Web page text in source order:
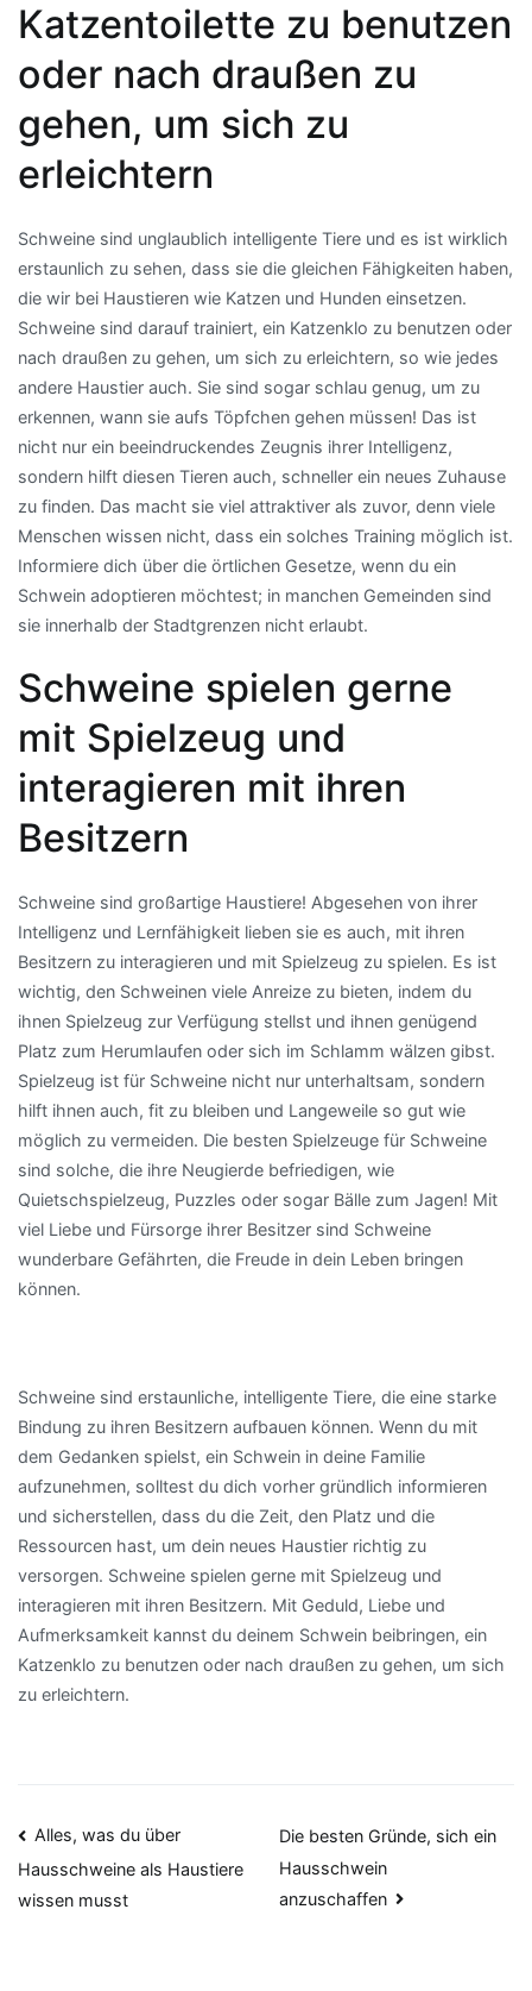
Katzentoilette zu benutzen
oder nach draußen zu
gehen, um sich zu
erleichtern
Schweine sind unglaublich intelligente Tiere und es ist wirklich
erstaunlich zu sehen, dass sie die gleichen Fähigkeiten haben,
die wir bei Haustieren wie Katzen und Hunden einsetzen.
Schweine sind darauf trainiert, ein Katzenklo zu benutzen oder
nach draußen zu gehen, um sich zu erleichtern, so wie jedes
andere Haustier auch. Sie sind sogar schlau genug, um zu
erkennen, wann sie aufs Töpfchen gehen müssen! Das ist
nicht nur ein beeindruckendes Zeugnis ihrer Intelligenz,
sondern hilft diesen Tieren auch, schneller ein neues Zuhause
zu finden. Das macht sie viel attraktiver als zuvor, denn viele
Menschen wissen nicht, dass ein solches Training möglich ist.
Informiere dich über die örtlichen Gesetze, wenn du ein
Schwein adoptieren möchtest; in manchen Gemeinden sind
sie innerhalb der Stadtgrenzen nicht erlaubt.
Schweine spielen gerne
mit Spielzeug und
interagieren mit ihren
Besitzern
Schweine sind großartige Haustiere! Abgesehen von ihrer
Intelligenz und Lernfähigkeit lieben sie es auch, mit ihren
Besitzern zu interagieren und mit Spielzeug zu spielen. Es ist
wichtig, den Schweinen viele Anreize zu bieten, indem du
ihnen Spielzeug zur Verfügung stellst und ihnen genügend
Platz zum Herumlaufen oder sich im Schlamm wälzen gibst.
Spielzeug ist für Schweine nicht nur unterhaltsam, sondern
hilft ihnen auch, fit zu bleiben und Langeweile so gut wie
möglich zu vermeiden. Die besten Spielzeuge für Schweine
sind solche, die ihre Neugierde befriedigen, wie
Quietschspielzeug, Puzzles oder sogar Bälle zum Jagen! Mit
viel Liebe und Fürsorge ihrer Besitzer sind Schweine
wunderbare Gefährten, die Freude in dein Leben bringen
können.
Schweine sind erstaunliche, intelligente Tiere, die eine starke
Bindung zu ihren Besitzern aufbauen können. Wenn du mit
dem Gedanken spielst, ein Schwein in deine Familie
aufzunehmen, solltest du dich vorher gründlich informieren
und sicherstellen, dass du die Zeit, den Platz und die
Ressourcen hast, um dein neues Haustier richtig zu
versorgen. Schweine spielen gerne mit Spielzeug und
interagieren mit ihren Besitzern. Mit Geduld, Liebe und
Aufmerksamkeit kannst du deinem Schwein beibringen, ein
Katzenklo zu benutzen oder nach draußen zu gehen, um sich
zu erleichtern.
Beitragsnavigation
Alles, was du über
Hausschweine als Haustiere
wissen musst
Die besten Gründe, sich ein
Hausschwein
anzuschaffen